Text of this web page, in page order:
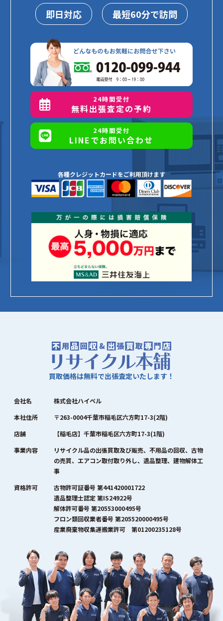
即日対応
最短60分で訪問
24時間受付
無料出張査定の予約
24時間受付
LINEでお問い合わせ
各種クレジットカードをご利用頂けます
買取価格は無料で出張査定いたします！
会社名
株式会社ハイペル
本社住所
〒263-0004千葉市稲毛区六方町17-3(2階)
店舗
【稲毛店】千葉市稲毛区六方町17-3(1階)
事業内容
リサイクル品の出張買取及び販売、不用品の回収、古物
の売買、エアコン取付取り外し、遺品整理、建物解体工
事
資格許可
古物許可証番号 第441420001722
遺品整理士認定 第IS24922号
解体許可番号 第20553000495号
フロン類回収業者番号 第205520000495号
産業廃棄物収集運搬業許可 第01200235128号